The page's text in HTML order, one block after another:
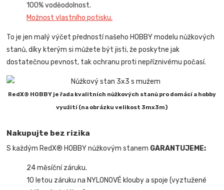
100% voděodolnost.
Možnost vlastního potisku.
To je jen malý výčet předností našeho HOBBY modelu nůžkových
stanů, díky kterým si můžete být jisti, že poskytne jak
dostatečnou pevnost, tak ochranu proti nepříznivému počasí.
RedX® HOBBY je řada kvalitních nůžkových stanů pro domácí a hobby
využití (na obrázku velikost 3mx3m)
Nakupujte bez rizika
S každým RedX® HOBBY nůžkovým stanem GARANTUJEME:
24 měsíční záruku.
10 letou záruku na NYLONOVÉ klouby a spoje (vyztužené